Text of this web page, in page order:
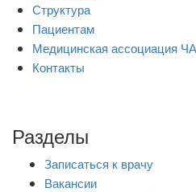
Структура
Пациентам
Медицинская ассоциация
Контакты
Разделы
Записаться к врачу
Вакансии